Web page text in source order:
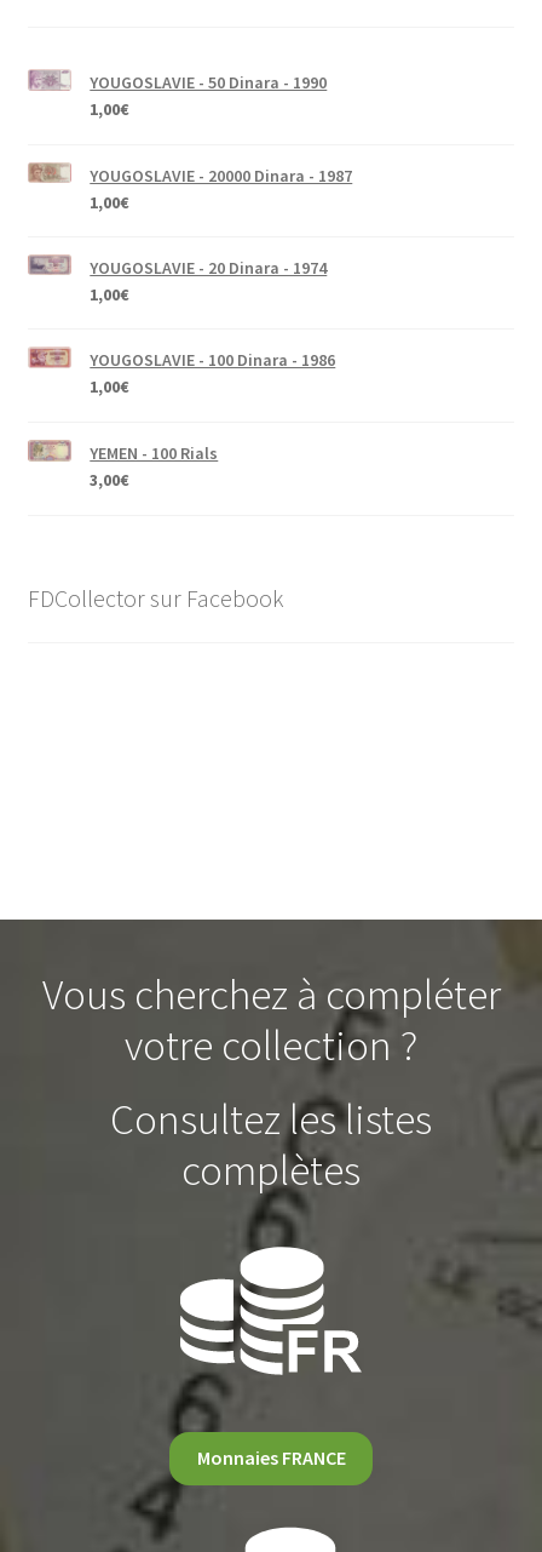
YOUGOSLAVIE - 50 Dinara - 1990
1,00€
YOUGOSLAVIE - 20000 Dinara - 1987
1,00€
YOUGOSLAVIE - 20 Dinara - 1974
1,00€
YOUGOSLAVIE - 100 Dinara - 1986
1,00€
YEMEN - 100 Rials
3,00€
FDCollector sur Facebook
Vous cherchez à compléter
votre collection ?
Consultez les listes
complètes
Monnaies FRANCE